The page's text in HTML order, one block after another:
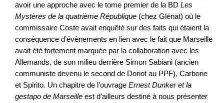
avoir une approche avec le tome premier de la BD Les
Mystères de la quatrième République (chez Glénat) où le
commissaire Coste avait enquêté sur des faits qui étaient la
conséquence d’évènements en lien avec le fait que Marseille
avait été fortement marquée par la collaboration avec les
Allemands, de son milieu derrière Simon Sabiani (ancien
communiste devenu le second de Doriot au PPF), Carbone
et Spirito. Un chapitre de l'ouvrage Ernest Dunker et la
gestapo de Marseille est d’ailleurs destiné à nous présenter